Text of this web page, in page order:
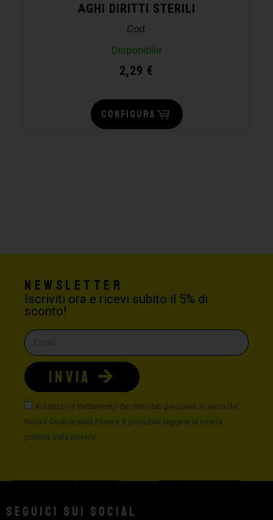
AGHI DIRITTI STERILI
Cod.
Disponibile
2,29 €
CONFIGURA
Newsletter
Iscriviti ora e ricevi subito il 5% di
sconto!
Autorizzo il trattamento dei miei dati personali ai sensi del
Nuovo Codice della Privacy. È possibile leggere la nostra
politica sulla privacy
INVIA
Seguici sui social